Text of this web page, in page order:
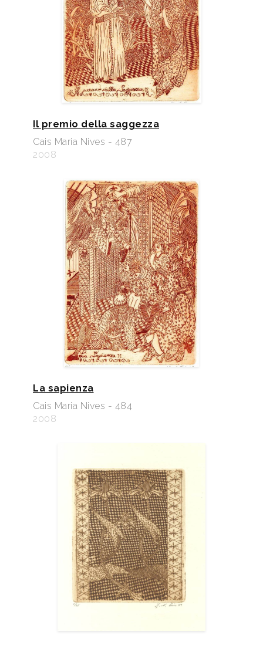
Il premio della saggezza
Cais Maria Nives - 487
2008
La sapienza
Cais Maria Nives - 484
2008